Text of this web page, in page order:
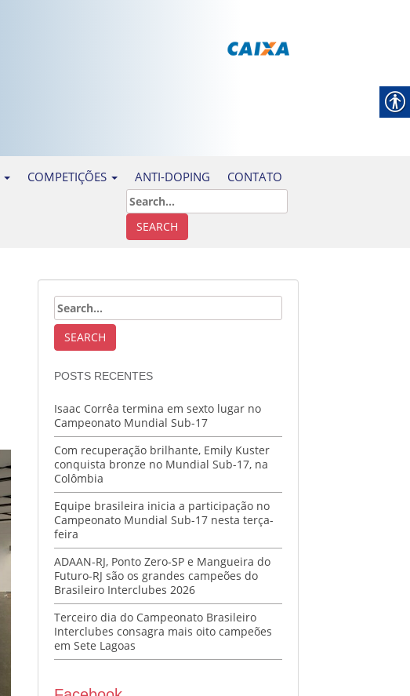
COMPETIÇÕES ANTI-DOPING CONTATO
POSTS RECENTES
Isaac Corrêa termina em sexto lugar no
Campeonato Mundial Sub-17
Com recuperação brilhante, Emily Kuster
conquista bronze no Mundial Sub-17, na
Colômbia
Equipe brasileira inicia a participação no
Campeonato Mundial Sub-17 nesta terça-
feira
ADAAN-RJ, Ponto Zero-SP e Mangueira do
Futuro-RJ são os grandes campeões do
Brasileiro Interclubes 2026
Terceiro dia do Campeonato Brasileiro
Interclubes consagra mais oito campeões
em Sete Lagoas